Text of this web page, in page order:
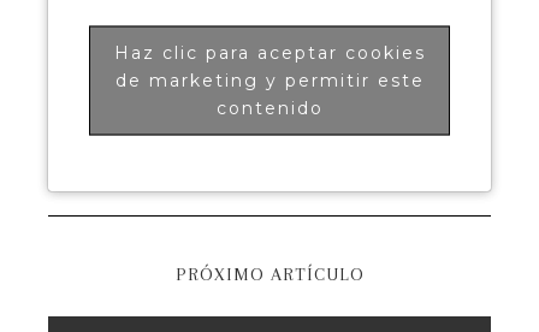
Haz clic para aceptar cookies
de marketing y permitir este
contenido
PRÓXIMO ARTÍCULO